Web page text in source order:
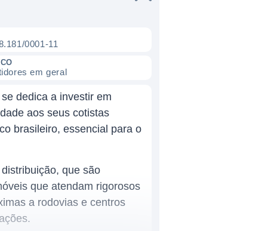
0001-11
em geral
dedica a investir em
aos seus cotistas
brasileiro, essencial para o
que são
que atendam rigorosos
a rodovias e centros